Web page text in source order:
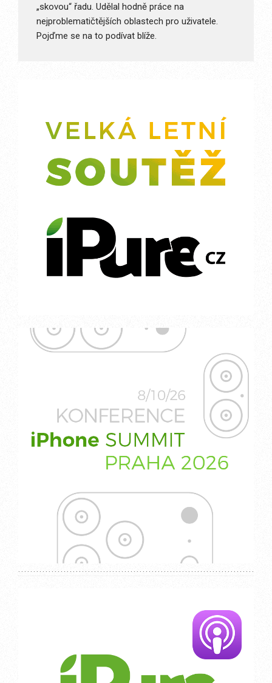
„skovou“ řadu. Udělal hodně práce na
nejproblematičtějších oblastech pro uživatele.
Pojďme se na to podívat blíže.